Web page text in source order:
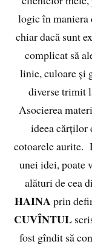
logic în maniera
chiar dacă sunt
complicat să
linie, culoare și
diverse trimit
Asocierea
ideea cărților
cotoarele aurite.
unei idei, poate
alături de cea
HAINAprin
CUVÎNTUL
fost gîndit să